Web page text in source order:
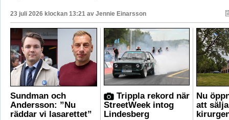
23 juli 2026 klockan 13:21 av Jennie Einarsson
Sundman och
Andersson: ”Nu
räddar vi lasarettet”
Trippla rekord när
StreetWeek intog
Lindesberg
Nu
att